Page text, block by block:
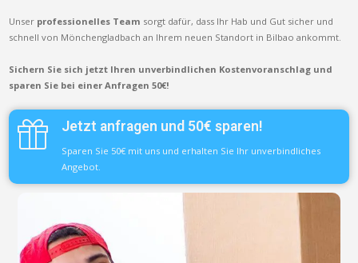
Unser professionelles Team sorgt dafür, dass Ihr Hab und Gut sicher und
schnell von Mönchengladbach an Ihrem neuen Standort in Bilbao ankommt.
Sichern Sie sich jetzt Ihren unverbindlichen Kostenvoranschlag und
sparen Sie bei einer Anfragen 50€!
Jetzt anfragen und 50€ sparen!
Sparen Sie 50€ mit uns und erhalten Sie Ihr unverbindliches
Angebot.